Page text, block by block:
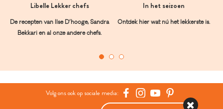
Libelle Lekker chefs
De recepten van Ilse D’hooge, Sandra
Bekkari en al onze andere chefs.
In het seizoen
Ontdek hier wat nú het lekkerste is.
Volg ons ook op sociale media: